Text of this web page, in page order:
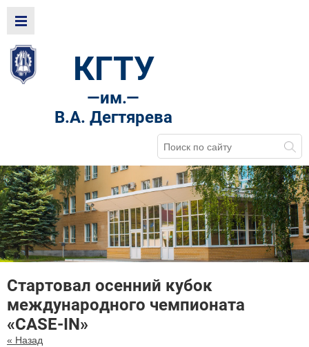
КГТУ
—им.—
В.А. Дегтярева
Стартовал осенний кубок
международного чемпионата
«CASE-IN»
« Назад